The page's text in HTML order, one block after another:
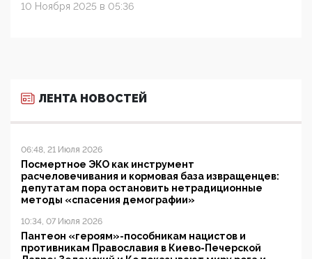
10 Ноября 2025 в 05:36
ЛЕНТА НОВОСТЕЙ
06:48, 21 Июля 2026
Посмертное ЭКО как инструмент
расчеловечивания и кормовая база извращенцев:
депутатам пора остановить нетрадиционные
методы «спасения демографии»
10:34, 07 Июля 2026
Пантеон «героям»-пособникам нацистов и
противникам Православия в Киево-Печерской